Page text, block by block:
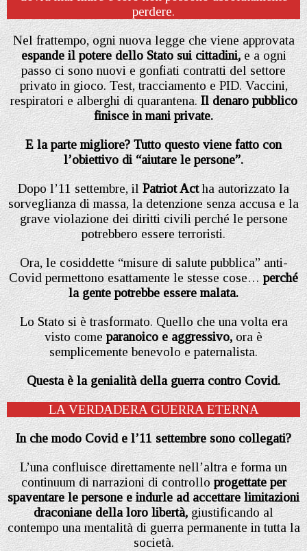
perdere.
Nel frattempo, ogni nuova legge che viene approvata
espande il potere dello Stato sui cittadini,e a ogni
passo ci sono nuovi e gonfiati contratti del settore
privato in gioco. Test, tracciamento e PID. Vaccini,
respiratori e alberghi di quarantena.Il denaro pubblico
finisce in mani private.
E la parte migliore? Tutto questo viene fatto con
l’obiettivo di “aiutare le persone”.
Dopo l’11 settembre, ilPatriot Actha autorizzato la
sorveglianza di massa, la detenzione senza accusa e la
grave violazione dei diritti civili perché le persone
potrebbero essere terroristi.
Ora, le cosiddette “misure di salute pubblica” anti-
Covid permettono esattamente le stesse cose…perché
la gente potrebbe essere malata.
Lo Stato si è trasformato. Quello che una volta era
visto comeparanoico e aggressivo,ora è
semplicemente benevolo e paternalista.
Questa è la genialità della guerra contro Covid.
LA VERDADERA GUERRA ETERNA
In che modo Covid e l’11 settembre sono collegati?
L’una confluisce direttamente nell’altra e forma un
continuum di narrazioni di controllo progettate per
spaventare le persone e indurle ad accettare limitazioni
draconiane della loro libertà,giustificando al
contempo una mentalità di guerra permanente in tutta la
società.